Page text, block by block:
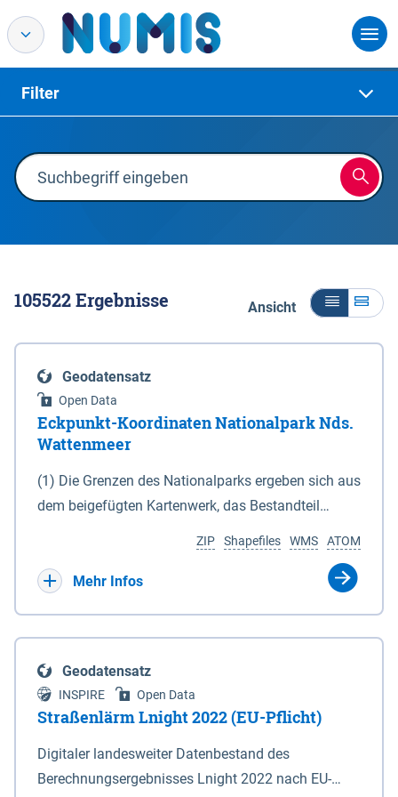
Filter
105522Ergebnisse Ansicht
Geodatensatz
Open Data
Eckpunkt-Koordinaten Nationalpark Nds.
Wattenmeer
(1) Die Grenzen des Nationalparks ergeben sich aus
dem beigefügten Kartenwerk, das Bestandteil
(DTK) im Maßstab 1 : 100 000 (Anlage 2), 2.
verkleinerte Amtliche Karte 1 : 5 000 (AK5) im
projizierte Koordinaten im Europäischen
Terrestrischen Referenzsystem 1989 (ETRS 89) mit
der Universalen Transversalen Mercator-Abbildung
bezogen auf die Zone 32 N (UTM 32N) dargestellt
(Anlage 4); Gleiches gilt für die geografischen
ATOM
WMS
Shapefiles
ZIP
Mehr Infos
Geodatensatz
INSPIRE Open Data
Straßenlärm Lnight 2022 (EU-Pflicht)
Digitaler landesweiter Datenbestand des
Berechnungsergebnisses Lnight 2022 nach EU-